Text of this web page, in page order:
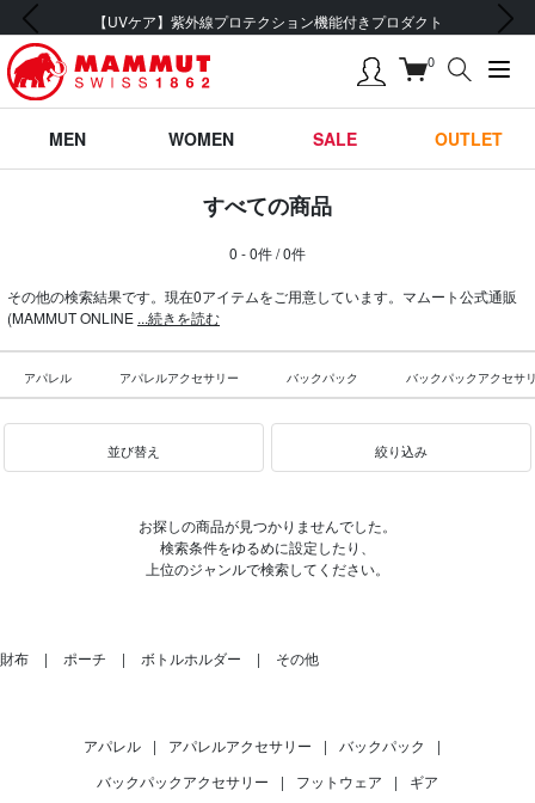
【UVケア】紫外線プロテクション機能付きプロダクト
前の画像 次の画像
0
MEN WOMEN SALE OUTLET
すべての商品
0 - 0件 / 0件
その他の検索結果です。現在0アイテムをご用意しています。マムート公式通販
(MAMMUT ONLINE ...続きを読む
アパレル アパレルアクセサリー バックパック バックパックアクセサ
並び替え 絞り込み
お探しの商品が見つかりませんでした。
検索条件をゆるめに設定したり、
上位のジャンルで検索してください。
財布 ポーチ ボトルホルダー その他
アパレル | アパレルアクセサリー | バックパック
|
バックパックアクセサリー
| フットウェア | ギア